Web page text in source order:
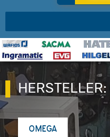
HERSTELLER:
OMEGA